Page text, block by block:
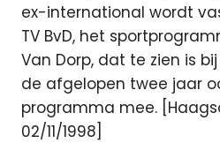
ex-international wordt
TV BvD, het
Van Dorp, dat te zien is bij
de afgelopen twee jaar
programma mee.
02/11/1998]